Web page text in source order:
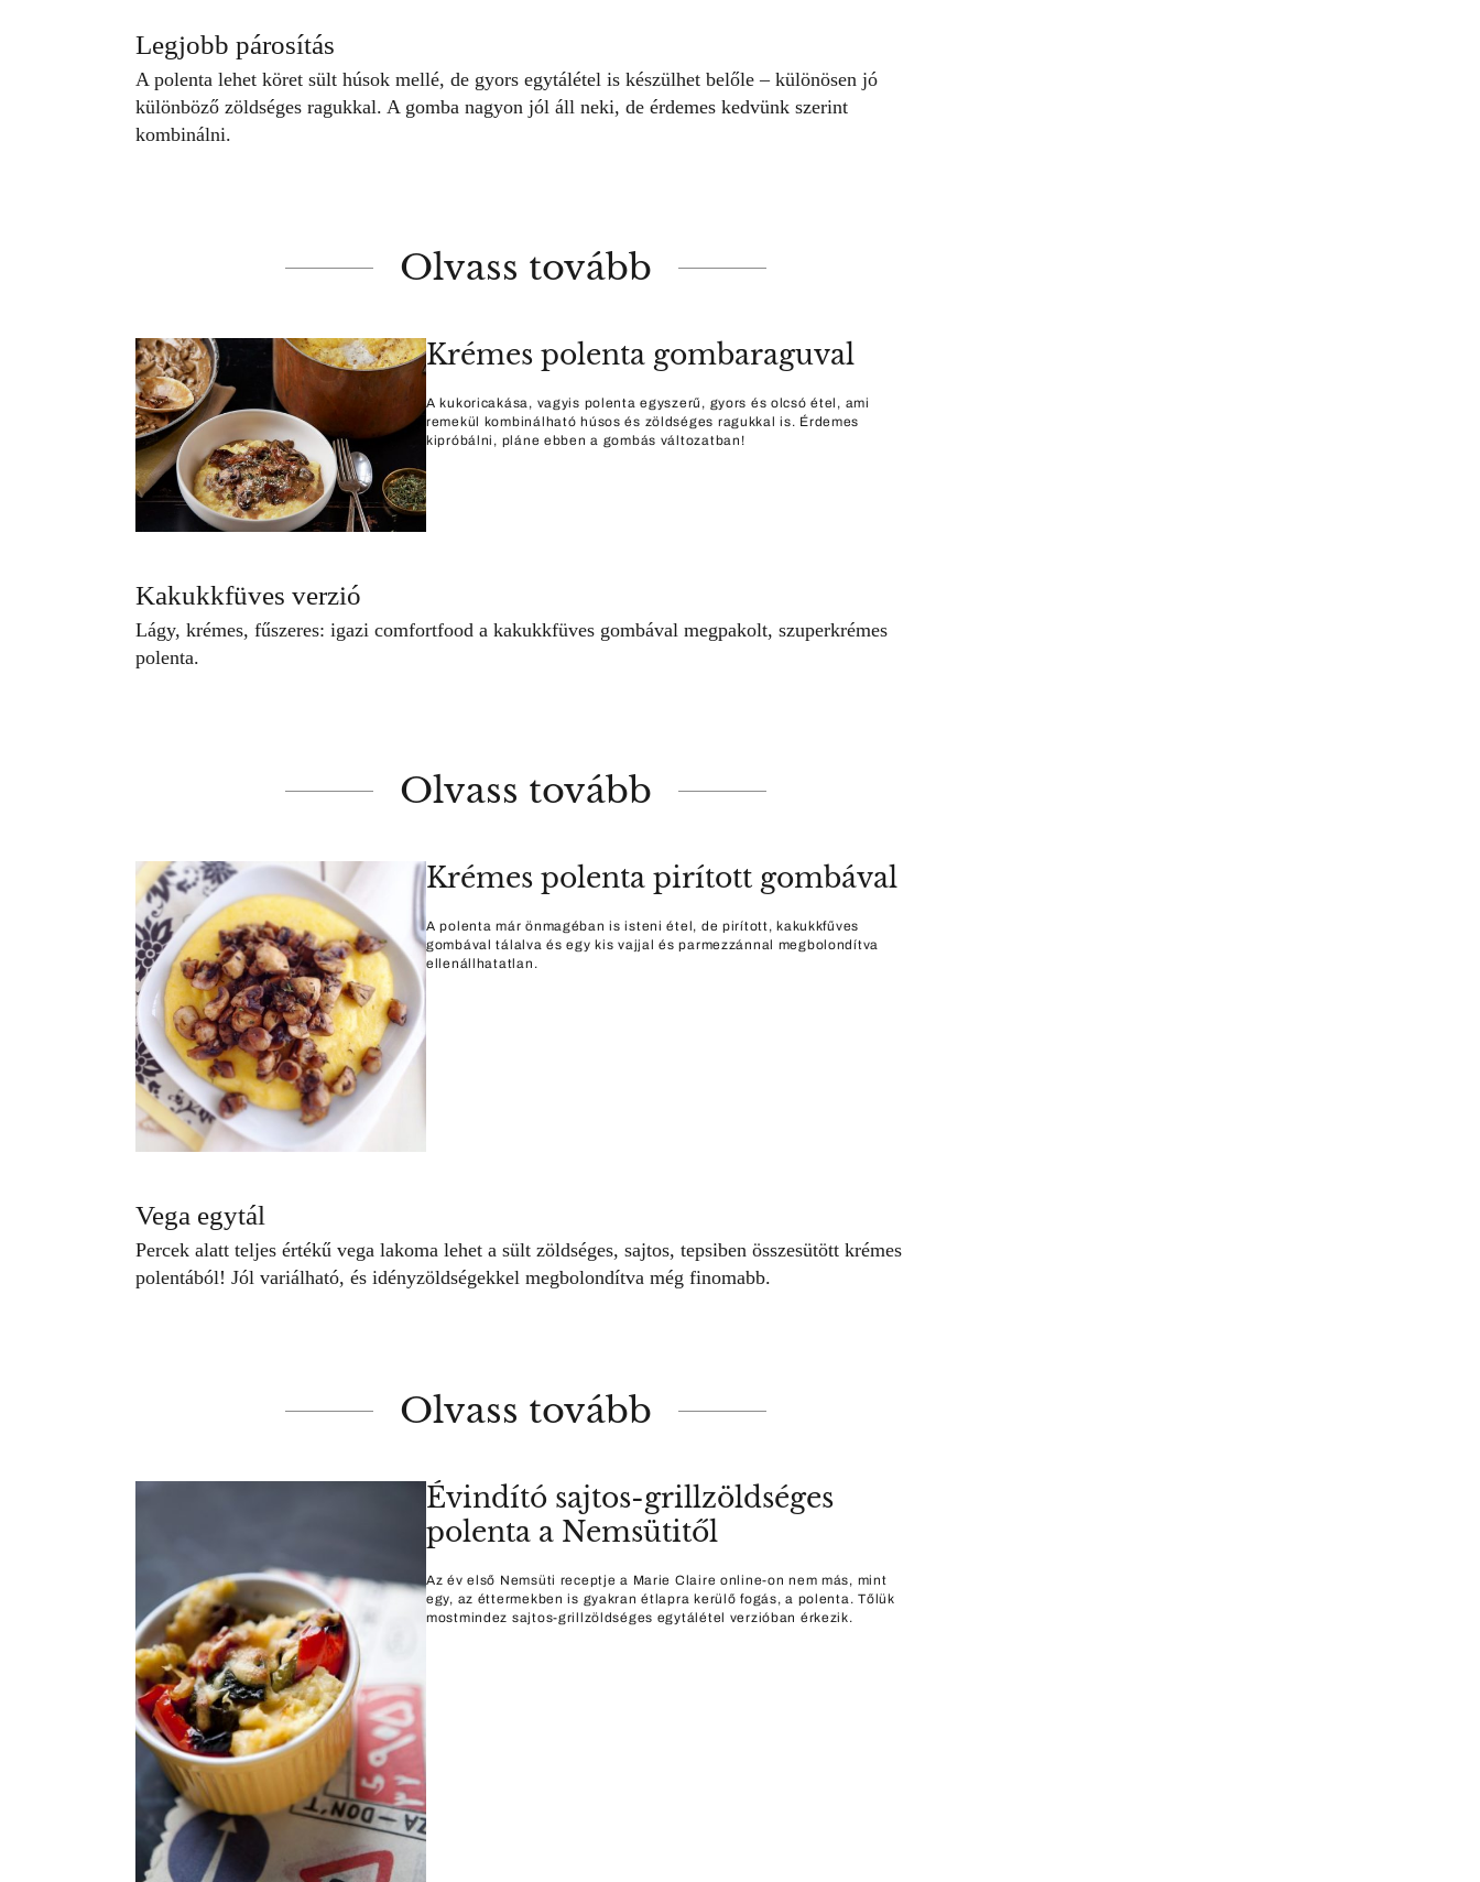
Legjobb párosítás
A polenta lehet köret sült húsok mellé, de gyors egytálétel is készülhet belőle – különösen jó
különböző zöldséges ragukkal. A gomba nagyon jól áll neki, de érdemes kedvünk szerint
kombinálni.
Olvass tovább
Krémes polenta gombaraguval
A kukoricakása, vagyis polenta egyszerű, gyors és olcsó étel, ami
remekül kombinálható húsos és zöldséges ragukkal is. Érdemes
kipróbálni, pláne ebben a gombás változatban!
Kakukkfüves verzió
Lágy, krémes, fűszeres: igazi comfortfood a kakukkfüves gombával megpakolt, szuperkrémes
polenta.
Olvass tovább
Krémes polenta pirított gombával
A polenta már önmagéban is isteni étel, de pirított, kakukkfűves
gombával tálalva és egy kis vajjal és parmezzánnal megbolondítva
ellenállhatatlan.
Vega egytál
Percek alatt teljes értékű vega lakoma lehet a sült zöldséges, sajtos, tepsiben összesütött krémes
polentából! Jól variálható, és idényzöldségekkel megbolondítva még finomabb.
Olvass tovább
Évindító sajtos-grillzöldséges
polenta a Nemsütitől
Az év első Nemsüti receptje a Marie Claire online-on nem más, mint
egy, az éttermekben is gyakran étlapra kerülő fogás, a polenta. Tőlük
mostmindez sajtos-grillzöldséges egytálétel verzióban érkezik.